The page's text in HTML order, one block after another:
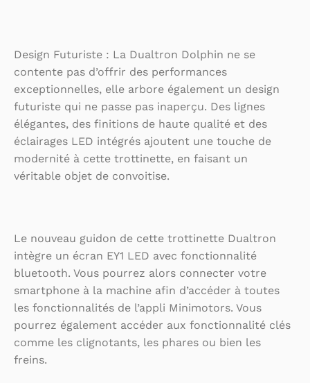
Design Futuriste : La Dualtron Dolphin ne se
contente pas d’offrir des performances
exceptionnelles, elle arbore également un design
futuriste qui ne passe pas inaperçu. Des lignes
élégantes, des finitions de haute qualité et des
éclairages LED intégrés ajoutent une touche de
modernité à cette trottinette, en faisant un
véritable objet de convoitise.
Le nouveau guidon de cette trottinette Dualtron
intègre un écran EY1 LED avec fonctionnalité
bluetooth. Vous pourrez alors connecter votre
smartphone à la machine afin d’accéder à toutes
les fonctionnalités de l’appli Minimotors. Vous
pourrez également accéder aux fonctionnalité clés
comme les clignotants, les phares ou bien les
freins.